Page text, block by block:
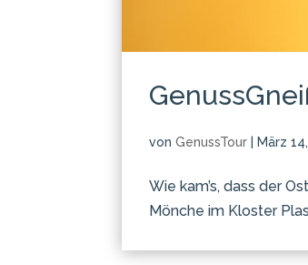
vonGenussTour März
Wie kam’s, dass der
Mönche im Kloster